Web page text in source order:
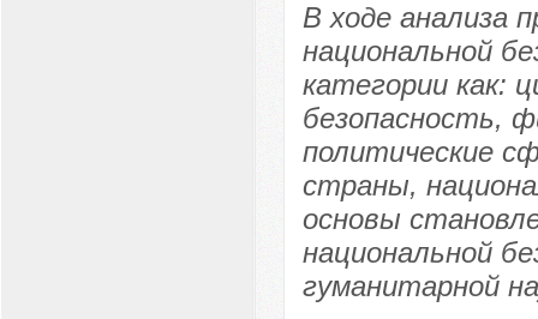
В ходе анализа
национальной
категории как:
безопасность,
политические
страны,
основы
национальной
гуманитарной